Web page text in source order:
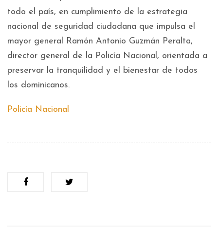
todo el país, en cumplimiento de la estrategia
nacional de seguridad ciudadana que impulsa el
mayor general Ramón Antonio Guzmán Peralta,
director general de la Policía Nacional, orientada a
preservar la tranquilidad y el bienestar de todos
los dominicanos.
Policía Nacional